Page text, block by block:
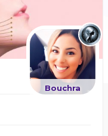
Bouchra